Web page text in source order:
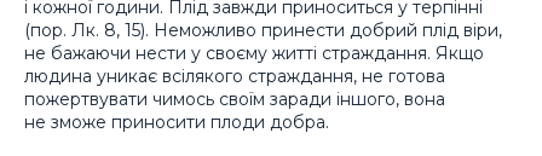
і кожної години. Плід завжди приноситься у терпінні
(пор. Лк. 8, 15). Неможливо принести добрий плід віри,
не бажаючи нести у своєму житті страждання. Якщо
людина уникає всілякого страждання, не готова
пожертвувати чимось своїм заради іншого, вона
не зможе приносити плоди добра.